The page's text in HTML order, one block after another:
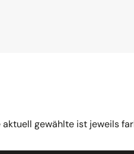
aktuell gewählte ist jeweils